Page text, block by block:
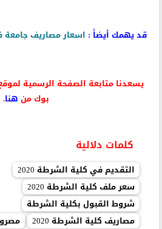
قد يهمك أيضاً : اسعار مصاريف جامعة
يسعدنا متابعة الصفحة الرسمية
بوك من هنا.
كلمات دلالية
التقديم في كلية الشرطة 2020
سعر ملف كلية الشرطة 2020
شروط القبول بكلية الشرطة
مصاريف كلية الشرطة 2020